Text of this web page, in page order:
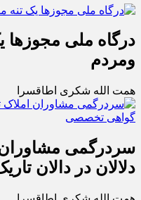
درگاه ملی مجوزها
ومردم
همت الله شکری اطاقسرا
سردرگمی مشاوران
دلالان در دالان